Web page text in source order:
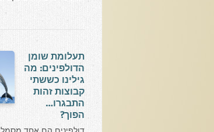
תעלומת שומן
הדולפינים: מה
גילינו כששתי
קבוצות זהות
התבגרו…
הפוך?
דולפינים הם אחד